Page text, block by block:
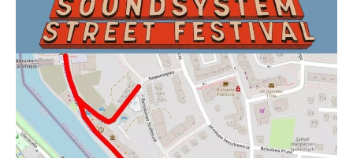
Zapamiętaj moje dane w tej przeglądarce podczas
pisania kolejnych komentarzy.